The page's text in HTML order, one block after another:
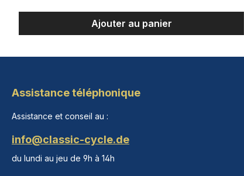
Ajouter au panier
Assistance téléphonique
Assistance et conseil au :
info@classic-cycle.de
du lundi au jeu de 9h à 14h